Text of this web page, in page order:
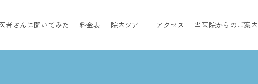
者さんに聞いてみた 料金表 院内ツアー アクセス 当医院からのご案内